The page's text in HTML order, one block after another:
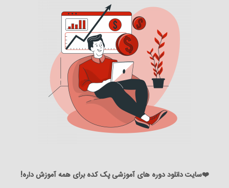
❤️سایت دانلود دوره های آموزشی پک کده برای همه آموزش داره!